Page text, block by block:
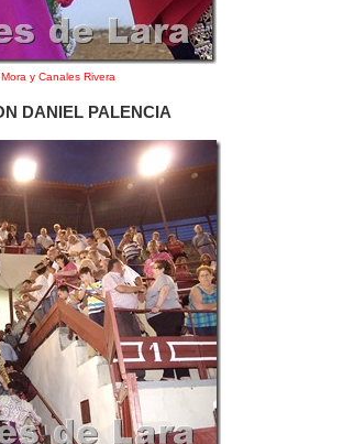
y Canales Rivera
DANIEL PALENCIA